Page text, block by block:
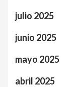
julio 2025
junio 2025
mayo 2025
abril 2025